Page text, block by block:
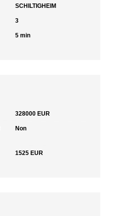
SCHILTIGHEIM
3
5 min
328000 EUR
Non
1525 EUR